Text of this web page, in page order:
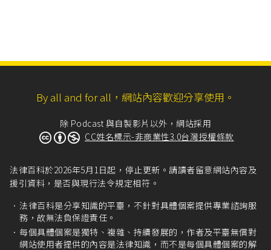
By all and for all，網站內容歡迎分享使用。
除 Podcast 與自製影片以外，網站採用
CC姓名標示-非商業性3.0台灣授權條款
法律百科於2026年5月1日起，停止更新。請讀者留意網站內容及
援引資料，是否與現行法令規定相符。
法律百科是分享知識的平臺，不針對具體個案提供專業諮詢服
務，故無法負保證責任。
每個具體個案是獨特、複雜、持續發展的，作者及平臺無償對
網站使用者提供的內容是法律知識，而不是每個具體個案的解